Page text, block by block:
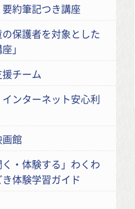
約筆記つき講座
保護者を対象とした
」
チーム
ンターネット安心利
館
く・体験する」わくわ
体験学習ガイド